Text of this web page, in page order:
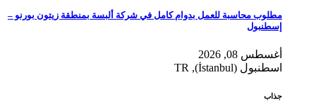
مطلوب محاسبة للعمل بدوام كامل في شركة ألبسة بمنطقة زيتون بورنو –
إسطنبول
أغسطس 08, 2026
اسطنبول (İstanbul), TR
جذاب